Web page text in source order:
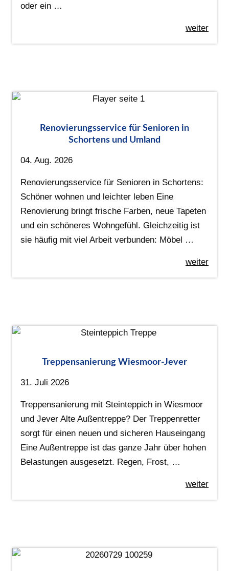
oder ein …
weiter
Renovierungsservice für Senioren in
Schortens und Umland
04. Aug. 2026
Renovierungsservice für Senioren in Schortens:
Schöner wohnen und leichter leben Eine
Renovierung bringt frische Farben, neue Tapeten
und ein schöneres Wohngefühl. Gleichzeitig ist
sie häufig mit viel Arbeit verbunden: Möbel …
weiter
Treppensanierung Wiesmoor-Jever
31. Juli 2026
Treppensanierung mit Steinteppich in Wiesmoor
und Jever Alte Außentreppe? Der Treppenretter
sorgt für einen neuen und sicheren Hauseingang
Eine Außentreppe ist das ganze Jahr über hohen
Belastungen ausgesetzt. Regen, Frost, …
weiter